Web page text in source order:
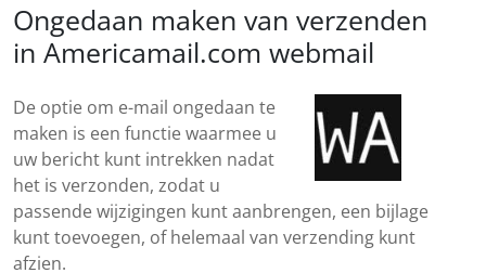
Ongedaan maken van verzenden
in Americamail.com webmail
De optie om e-mail ongedaan te
maken is een functie waarmee u
uw bericht kunt intrekken nadat
het is verzonden, zodat u
passende wijzigingen kunt aanbrengen, een bijlage
kunt toevoegen, of helemaal van verzending kunt
afzien.